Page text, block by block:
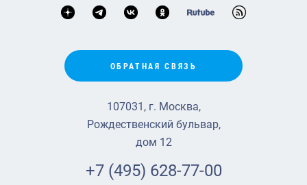
ОБРАТНАЯ СВЯЗЬ
107031, г. Москва,
Рождественский бульвар,
дом 12
+7 (495) 628-77-00